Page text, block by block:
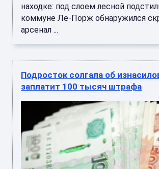
находке: под слоем лесной
коммуне Ле-Порж обнаружился
арсенал ...
Подросток солгала об
заплатит 100 тысяч штрафа